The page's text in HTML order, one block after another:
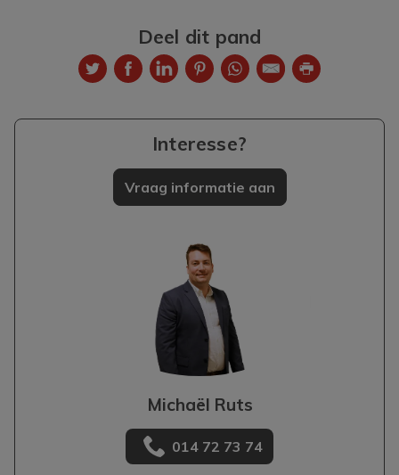
Deel dit pand
Interesse?
Vraag informatie aan
Michaël Ruts
014 72 73 74